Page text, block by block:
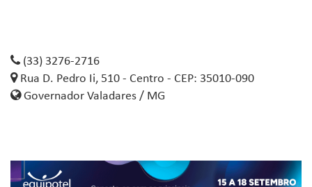
(33) 3276-2716
Rua D. Pedro Ii, 510 - Centro - CEP: 35010-090
Governador Valadares / MG